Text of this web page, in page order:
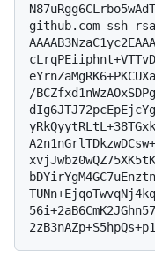
github.com ssh-rsa
/